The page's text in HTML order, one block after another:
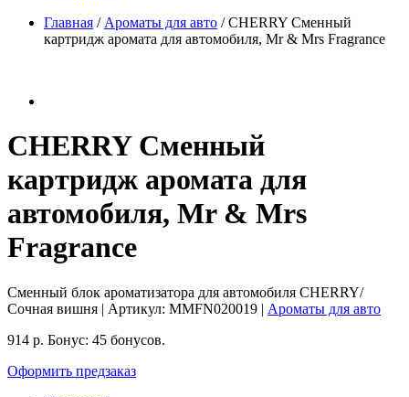
Главная / Ароматы для авто /CHERRY Сменный
картридж аромата для автомобиля, Mr & Mrs Fragrance
CHERRY Сменный
картридж аромата для
автомобиля, Mr & Mrs
Fragrance
Сменный блок ароматизатора для автомобиля CHERRY/
Сочная вишня | Артикул: MMFN020019 | Ароматы для авто
914 р. Бонус: 45 бонусов.
Оформить предзаказ